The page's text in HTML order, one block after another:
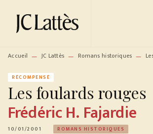
MENU RECHERCHE
PIED DE PAGE
Accueil — JC Lattès — Romans historiques —
RÉCOMPENSÉ
Les foulards rouges
Frédéric H. Fajardie
10/01/2001 ROMANS HISTORIQUES